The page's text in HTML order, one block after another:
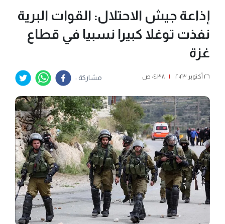
إذاعة جيش الاحتلال: القوات البرية
نفذت توغلا كبيرا نسبيا في قطاع
غزة
٢٦ أكتوبر ٢٠٢٣ | ٠٤:٣٨ ص مشاركة :